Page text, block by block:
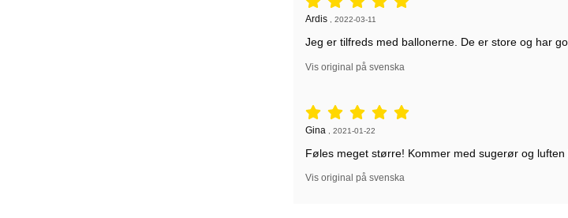
Anmeldelser: 5 stjerne af 5,
Anmeldelser af:
Ardis , 2022-03-11
Jeg er tilfreds med ballonerne. De er store og har
Vis original på svenska
Anmeldelser: 5 stjerne af 5,
Anmeldelser af:
Gina 2021-01-22
Føles meget større! Kommer med sugerør og luften
Vis original på svenska